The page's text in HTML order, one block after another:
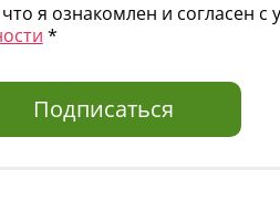
я ознакомлен и согласен с
*
Подписаться